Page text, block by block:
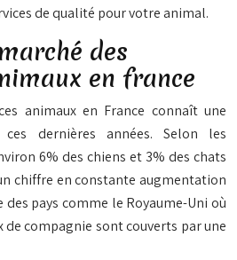
de qualité pour votre animal.
des
en france
animaux en France connaît une
ces dernières années. Selon les
6% des chiens et 3% des chats
chiffre en constante augmentation
pays comme le Royaume-Uni où
de compagnie sont couverts par une